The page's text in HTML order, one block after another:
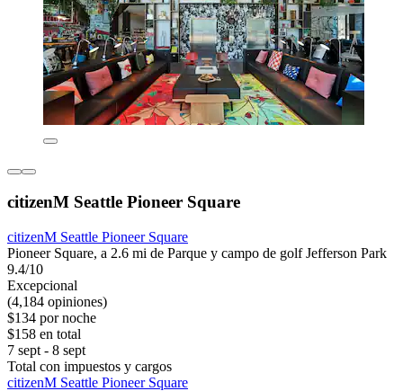
citizenM Seattle Pioneer Square
citizenM Seattle Pioneer Square
Pioneer Square, a 2.6 mi de Parque y campo de golf Jefferson Park
9.4/10
Excepcional
(4,184 opiniones)
$134 por noche
$158 en total
7 sept - 8 sept
Total con impuestos y cargos
citizenM Seattle Pioneer Square